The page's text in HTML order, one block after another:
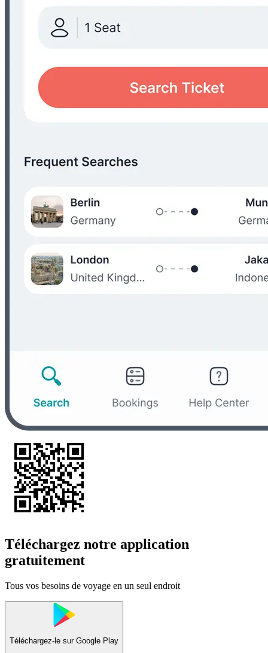
Téléchargez notre application
gratuitement
Tous vos besoins de voyage en un seul endroit
Téléchargez-le sur Google Play